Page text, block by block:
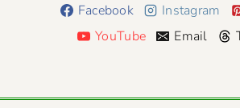
Facebook Instagram
YouTube
Email